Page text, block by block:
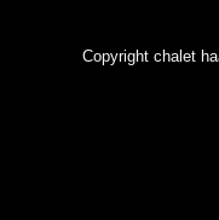
Copyright chalet